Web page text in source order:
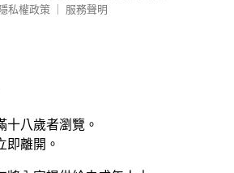
私權政策
服務聲明
十八歲者瀏覽。
即離開。